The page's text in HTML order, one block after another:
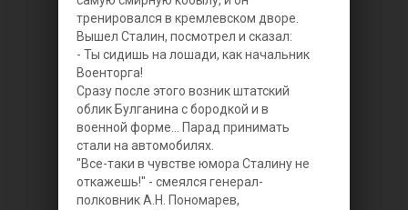
тренировался в кремлевском дворе.
Вышел Сталин, посмотрел и сказал:
- Ты сидишь на лошади, как начальник
Военторга!
Сразу после этого возник штатский
облик Булганина с бородкой и в
военной форме... Парад принимать
стали на автомобилях.
"Все-таки в чувстве юмора Сталину не
откажешь!" - смеялся генерал-
полковник А.Н. Пономарев,